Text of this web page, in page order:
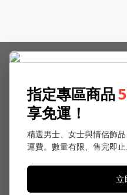
指定專區商品
享免運！
精選男士、女士與情侶飾
運費。數量有限、售完即止
立